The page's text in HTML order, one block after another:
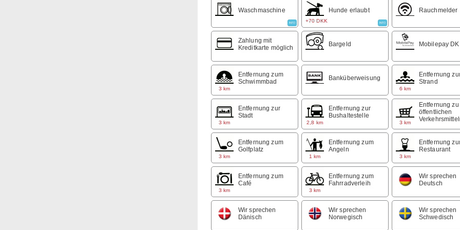
Waschmaschine
INFO +70 DKK
Hunde erlaubt
INFO
Rauchmelder
Zahlung mit
Kreditkarte möglich
Bargeld Mobilepay DK
3 km
Entfernung zum
Schwimmbad
Banküberweisung
6 km
Entfernung
Strand
3 km
Entfernung zur
Stadt
2,8 km
Entfernung zur
Bushaltestelle
3 km
Entfernung zu
öffentlichen
3 km
Entfernung zum
Golfplatz
1 km
Entfernung zum
Angeln
3 km
Entfernung
Restaurant
3 km
Entfernung zum
Café
3 km
Entfernung zum
Fahrradverleih
Wir sprechen
Deutsch
Wir sprechen
Dänisch
Wir sprechen
Norwegisch
Wir sprechen
Schwedisch